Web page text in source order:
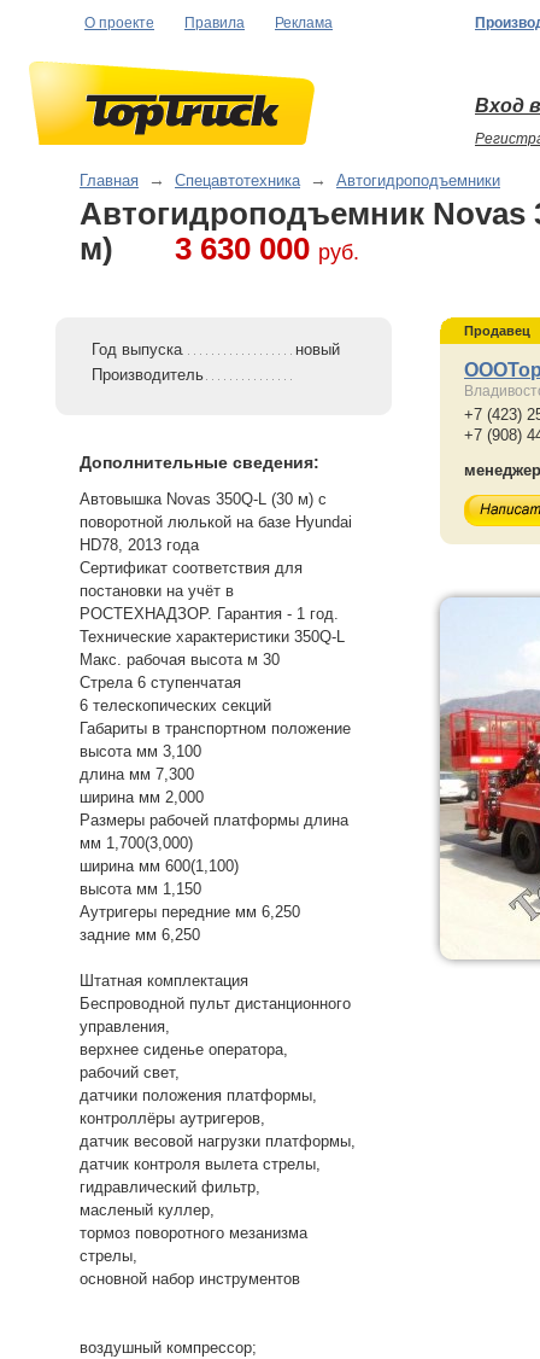
О проекте Правила Реклама
Вход
Главная → Спецавтотехника → Автогидроподъемники
Автогидроподъемник Novas
м)
3 630 000 руб.
Год выпуска
новый
Производитель
Дополнительные сведения:
Автовышка Novas 350Q-L (30 м) с
поворотной люлькой на базе Hyundai
HD78, 2013 года
Сертификат соответствия для
постановки на учёт в
РОСТЕХНАДЗОР. Гарантия - 1 год.
Технические характеристики 350Q-L
Макс. рабочая высота м 30
Стрела 6 ступенчатая
6 телескопических секций
Габариты в транспортном положение
высота мм 3,100
длина мм 7,300
ширина мм 2,000
Размеры рабочей платформы длина
мм 1,700(3,000)
ширина мм 600(1,100)
высота мм 1,150
Аутригеры передние мм 6,250
задние мм 6,250
Штатная комплектация
Беспроводной пульт дистанционного
управления,
верхнее сиденье оператора,
рабочий свет,
датчики положения платформы,
контроллёры аутригеров,
датчик весовой нагрузки платформы,
датчик контроля вылета стрелы,
гидравлический фильтр,
масленый куллер,
тормоз поворотного мезанизма
стрелы,
основной набор инструментов
воздушный компрессор;
Продавец
+7 (423)
+7 (908)
менеджер